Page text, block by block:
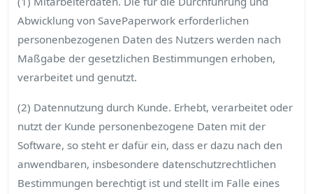
Abwicklung von SavePaperwork erforderlichen
personenbezogenen Daten des Nutzers werden nach
Maßgabe der gesetzlichen Bestimmungen erhoben,
verarbeitet und genutzt.
(2) Datennutzung durch Kunde. Erhebt, verarbeitet oder
nutzt der Kunde personenbezogene Daten mit der
Software, so steht er dafür ein, dass er dazu nach den
anwendbaren, insbesondere datenschutzrechtlichen
Bestimmungen berechtigt ist und stellt im Falle eines